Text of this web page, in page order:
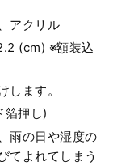
アクリル
(cm) ※額装込
します。
箔押し)
雨の日や湿度の
てよれてしまう